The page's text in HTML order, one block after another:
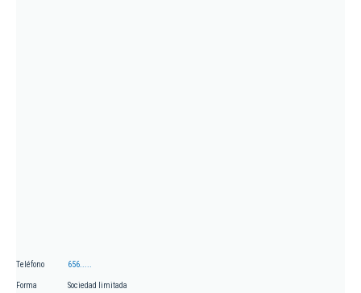
Teléfono 656.....
Forma
Sociedad limitada